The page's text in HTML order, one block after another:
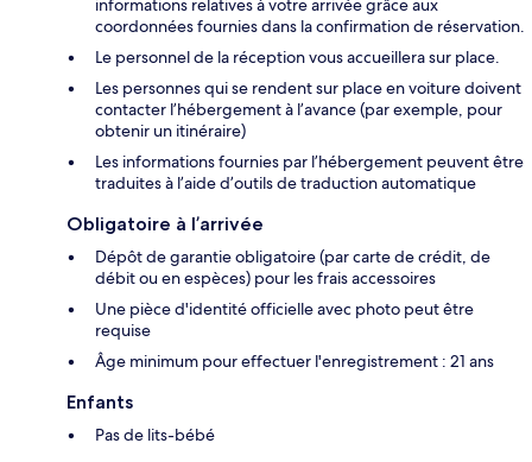
informations relatives à votre arrivée grâce aux
coordonnées fournies dans la confirmation de réservation.
Le personnel de la réception vous accueillera sur place.
Les personnes qui se rendent sur place en voiture doivent
contacter l’hébergement à l’avance (par exemple, pour
obtenir un itinéraire)
Les informations fournies par l’hébergement peuvent être
traduites à l’aide d’outils de traduction automatique
Obligatoire à l’arrivée
Dépôt de garantie obligatoire (par carte de crédit, de
débit ou en espèces) pour les frais accessoires
Une pièce d'identité officielle avec photo peut être
requise
Âge minimum pour effectuer l'enregistrement : 21 ans
Enfants
Pas de lits-bébé